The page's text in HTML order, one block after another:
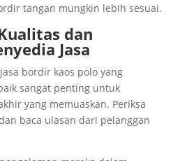
tangan mungkin lebih sesuai.
dan
Jasa
bordir kaos polo yang
sangat penting untuk
yang memuaskan. Periksa
baca ulasan dari pelanggan